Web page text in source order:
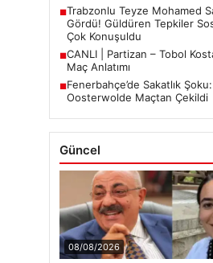
■Trabzonlu Teyze Mohamed
Gördü! Güldüren Tepkiler
Çok Konuşuldu
■CANLI | Partizan – Tobol
Maç Anlatımı
■Fenerbahçe’de Sakatlık
Oosterwolde Maçtan Çekildi
Güncel
08/08/2026